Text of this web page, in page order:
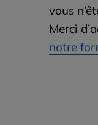
vous
Merci
notre